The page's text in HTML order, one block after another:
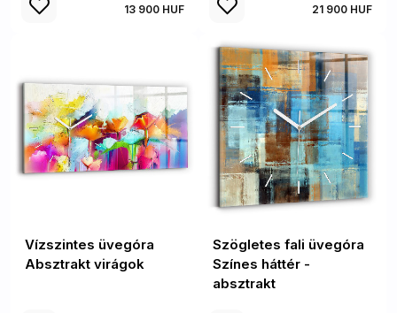
13 900 HUF 21 900 HUF
Vízszintes üvegóra
Absztrakt virágok
Szögletes fali üvegóra
Színes háttér -
absztrakt